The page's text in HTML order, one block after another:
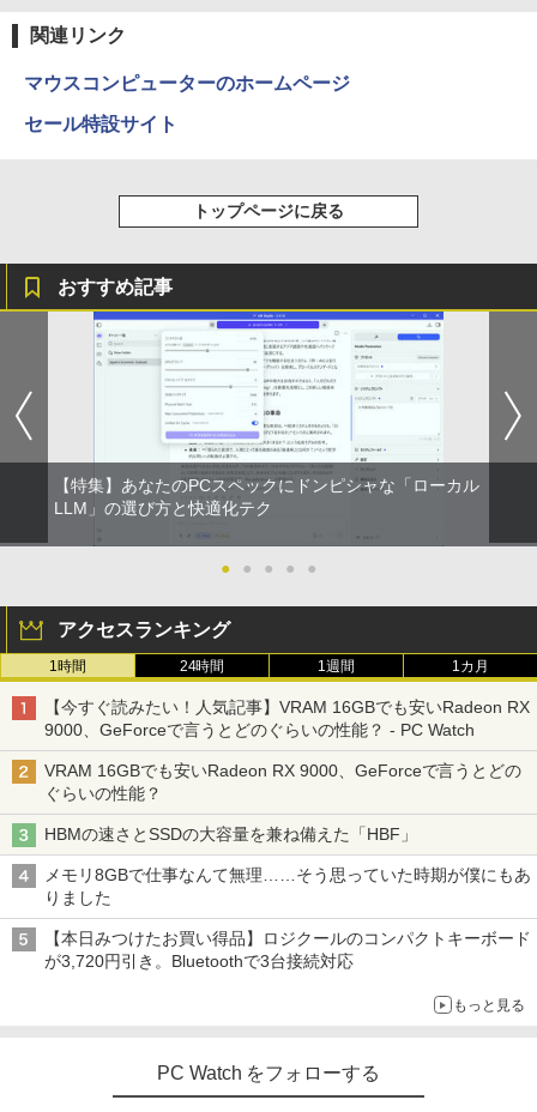
￥11,000
サンデーコミックス） [ 松木 いっか ]
[新品]シティーハンター CITY HUNTER
ゼノンセレクション (1-29巻 全巻) 全巻
セット
￥25,520
ハイキュー！！ 全巻セット(1-45巻) （ジ
ャンプコミックス） [ 古舘春一 ]
￥25,828
￥14,990
【2026年アップグレード版】AOKIMI ワイヤ
レスイヤホン bluetooth イヤホン V12 小型
軽量 ブルートゥースHi-Fi 最大36時間再生 ぶ
るーとゅーす コードレス ENCノイズキャン
セリング 自動ペアリング Type-C充電 マイク
付き 防水 タッチ式音量調整 スポーツ/通勤/通
学/WEB会議(ホワイト)
￥1,964
Xiaomi シャオミ REDMI Buds 8 Lite ワイヤ
レスイヤホン Bluetooth 5.4 ノイズキャンセ
￥3,480
￥250
￥250
On My Road (Stadium ver.)
￥250
On My Road (Stadium ver.)
￥250
ットル (Smart Basic)
￥1,117
by Amazon 炭酸水 ラベルレス 500ml ×24本
強炭酸水 ペットボトル 500ミリリットル (Sm
art Basic)
￥1,625
コカ・コーラ やかんの麦茶 from 爽健美茶 ラ
ベルレス 650mlPET×24本
￥832
￥594
HUNTER×HUNTER モノクロ版 39 (ジャンプ
コミックスDIGITAL)
￥572
スーパーの裏でヤニ吸うふたり 9巻 (デジタル
版ビッグガンガンコミックス)
￥810
関連リンク
マウスコンピューターのホームページ
セール特設サイト
トップページに戻る
おすすめ記事
【特集】あなたのPCスペックにドンピシャな「ローカル
LLM」の選び方と快適化テク
● ● ● ● ●
アクセスランキング
1時間 24時間 1週間 1カ月
【今すぐ読みたい！人気記事】VRAM 16GBでも安いRadeon RX
9000、GeForceで言うとどのぐらいの性能？ - PC Watch
VRAM 16GBでも安いRadeon RX 9000、GeForceで言うとどの
ぐらいの性能？
HBMの速さとSSDの大容量を兼ね備えた「HBF」
メモリ8GBで仕事なんて無理……そう思っていた時期が僕にもあ
りました
【本日みつけたお買い得品】ロジクールのコンパクトキーボード
が3,720円引き。Bluetoothで3台接続対応
もっと見る
PC Watch をフォローする